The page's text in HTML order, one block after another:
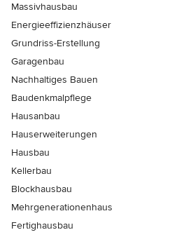
Massivhausbau
Energieeffizienzhäuser
Grundriss-Erstellung
Garagenbau
Nachhaltiges Bauen
Baudenkmalpflege
Hausanbau
Hauserweiterungen
Hausbau
Kellerbau
Blockhausbau
Mehrgenerationenhaus
Fertighausbau